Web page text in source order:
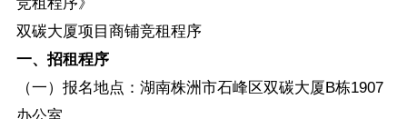
双碳大厦项目商铺竞租程序
一、招租程序
（一）报名地点：湖南株洲市石峰区双碳大厦B栋1907